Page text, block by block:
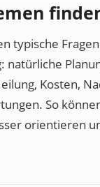
typische
natürliche
Kosten,
So
orientieren